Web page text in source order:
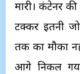
मारी। कंटेनर
टक्कर इतनी
तक का मौका
आगे निकल